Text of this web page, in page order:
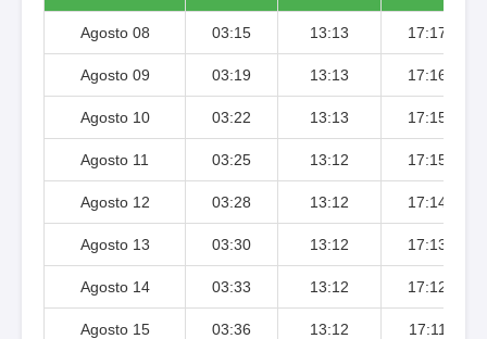
Agosto 08 03:15 13:13 17:17
Agosto 09 03:19 13:13 17:16
Agosto 10 03:22 13:13 17:15
Agosto 11 03:25 13:12 17:15
Agosto 12 03:28 13:12 17:14
Agosto 13 03:30 13:12 17:13
Agosto 14 03:33 13:12 17:12
Agosto 15 03:36 13:12 17:11